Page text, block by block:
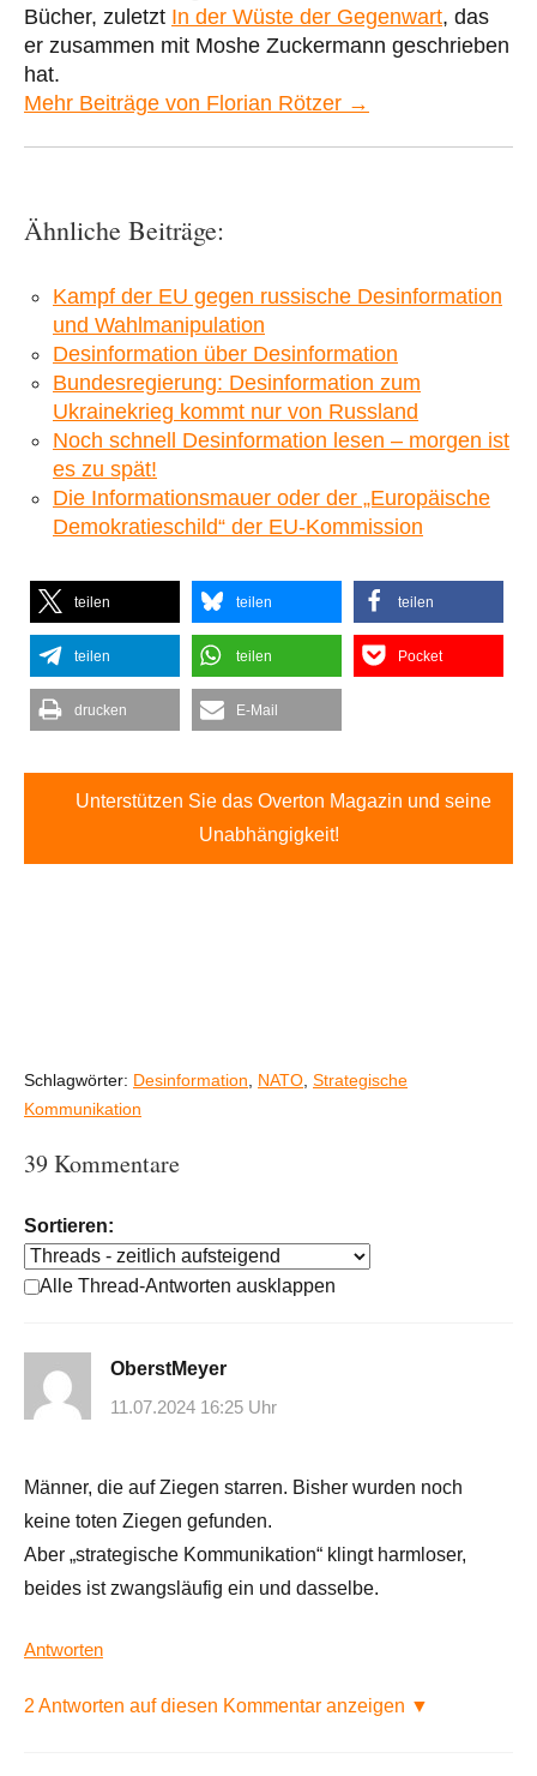
Bücher, zuletzt In der Wüste der Gegenwart, das
er zusammen mit Moshe Zuckermann geschrieben
hat.
Mehr Beiträge von Florian Rötzer →
Ähnliche Beiträge:
Kampf der EU gegen russische Desinformation
und Wahlmanipulation
Desinformation über Desinformation
Bundesregierung: Desinformation zum
Ukrainekrieg kommt nur von Russland
Noch schnell Desinformation lesen – morgen ist
es zu spät!
Die Informationsmauer oder der „Europäische
Demokratieschild“ der EU-Kommission
teilen teilen teilen
teilen teilen Pocket
drucken E-Mail
Unterstützen Sie das Overton Magazin und seine
Unabhängigkeit!
Schlagwörter: Desinformation NATO Strategische
Kommunikation
39 Kommentare
Sortieren:
Alle Thread-Antworten ausklappen
OberstMeyer
11.07.2024 16:25 Uhr
Männer, die auf Ziegen starren. Bisher wurden noch
keine toten Ziegen gefunden.
Aber „strategische Kommunikation“ klingt harmloser,
beides ist zwangsläufig ein und dasselbe.
Antworten
2 Antworten auf diesen Kommentar anzeigen ▼